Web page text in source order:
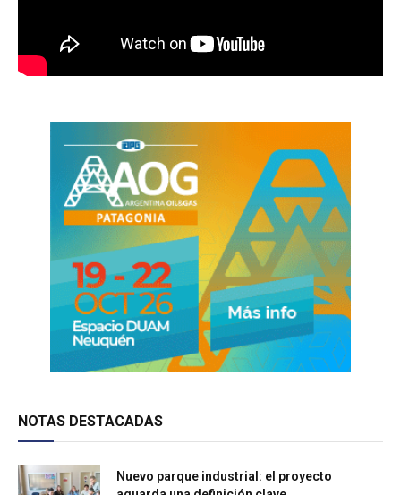
NOTAS DESTACADAS
Nuevo parque industrial: el proyecto